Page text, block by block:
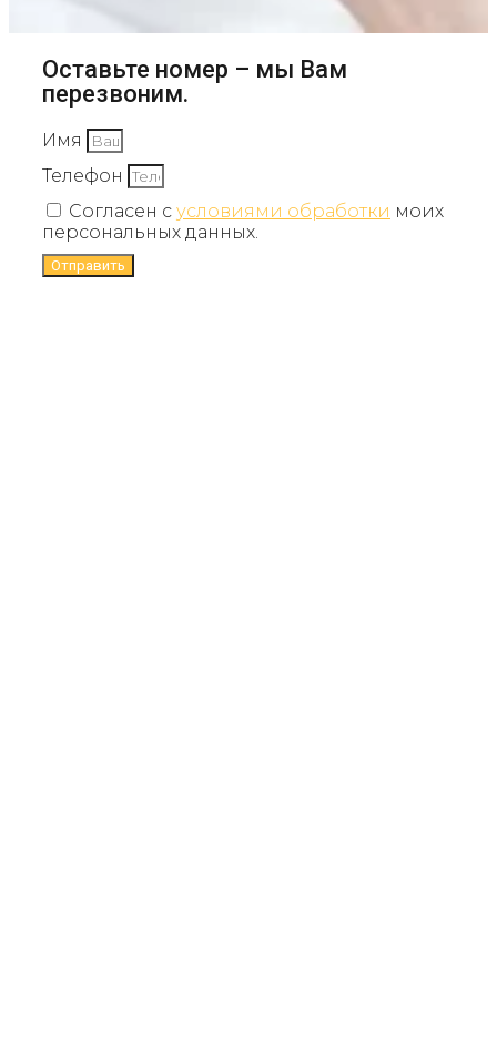
Оставьте номер – мы Вам
перезвоним.
Имя
Телефон
Согласен с условиями обработки моих
персональных данных.
Отправить